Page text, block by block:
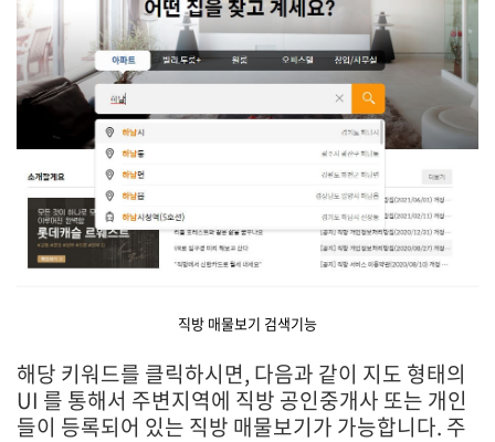
직방 매물보기 검색기능
해당 키워드를 클릭하시면, 다음과 같이 지도 형태의
UI 를 통해서 주변지역에 직방 공인중개사 또는 개인
들이 등록되어 있는 직방 매물보기가 가능합니다. 주